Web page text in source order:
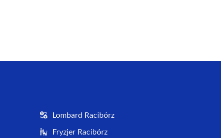
Lombard Racibórz
Fryzjer Racibórz